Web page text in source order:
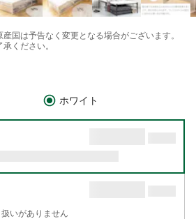
国は予告なく変更となる場合がございます。
ください。
ホワイト
いがありません